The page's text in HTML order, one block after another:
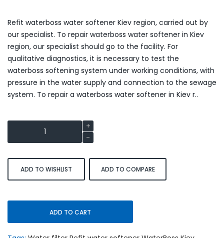
Refit waterboss water softener Kiev region, carried out by
our specialist. To repair waterboss water softener in Kiev
region, our specialist should go to the facility. For
qualitative diagnostics, it is necessary to test the
waterboss softening system under working conditions, with
pressure in the water supply and connection to the sewage
system. To repair a waterboss water softener in Kiev r..
ADD TO WISHLIST ADD TO COMPARE
ADD TO CART